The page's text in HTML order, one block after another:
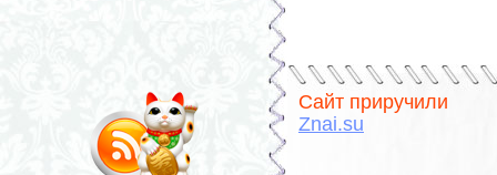
Сайт приручили
Znai.su